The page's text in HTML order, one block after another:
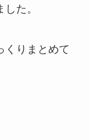
た。
くりまとめて